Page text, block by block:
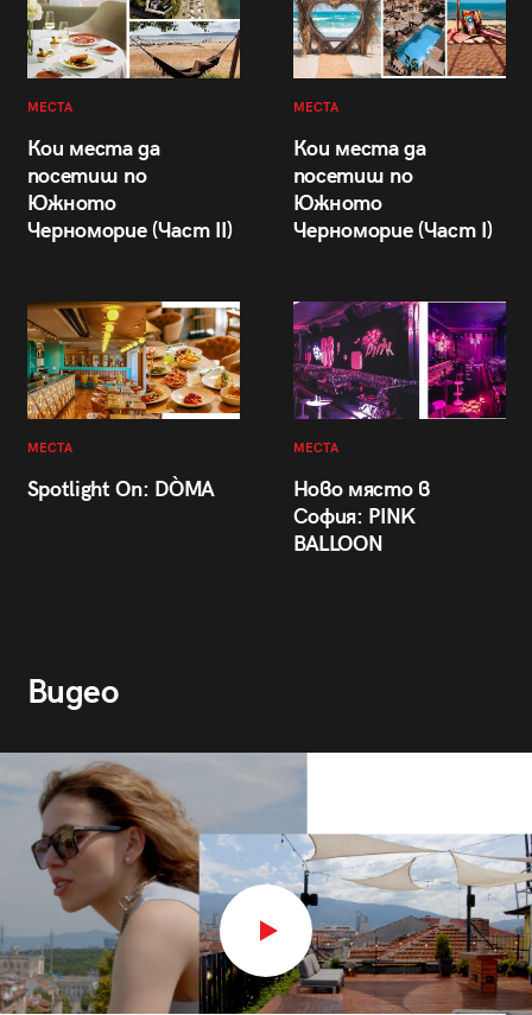
МЕСТА
Кои места да
посетиш по
Южното
Черноморие (Част II)
МЕСТА
Кои места да
посетиш по
Южното
Черноморие (Част I)
МЕСТА
Spotlight On: DÒMA
МЕСТА
Ново място в
София: PINK
BALLOON
Видео